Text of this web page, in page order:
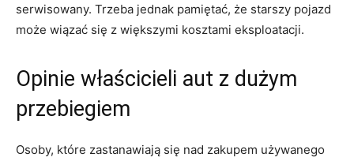
⁤serwisowany. Trzeba jednak pamiętać, że starszy pojazd
może wiązać się z większymi kosztami eksploatacji.
Opinie właścicieli aut z dużym
przebiegiem
Osoby, które zastanawiają‌ się nad zakupem ‌używanego